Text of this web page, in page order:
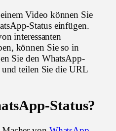
Video können Sie
Status einfügen.
interessanten
können Sie so in
Sie den WhatsApp-
teilen Sie die URL
Status?